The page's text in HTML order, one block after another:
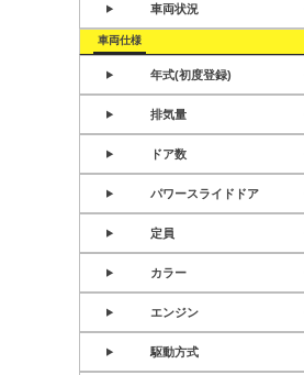
車両状況
車両仕様
年式(初度登録)
排気量
ドア数
パワースライドドア
定員
カラー
エンジン
駆動方式